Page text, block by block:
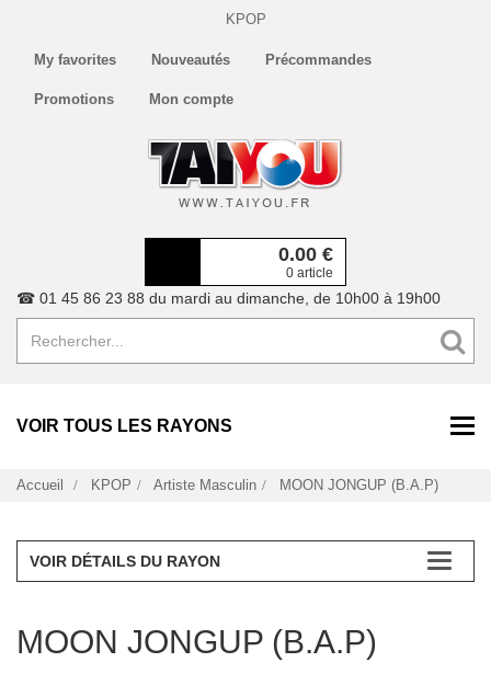
KPOP
My favorites Nouveautés Précommandes
Promotions Mon compte
0.00 €
0 article
☎ 01 45 86 23 88 du mardi au dimanche, de 10h00 à 19h00
VOIR TOUS LES RAYONS
Accueil KPOP Artiste Masculin MOON JONGUP (B.A.P)
VOIR DÉTAILS DU RAYON
MOON JONGUP (B.A.P)